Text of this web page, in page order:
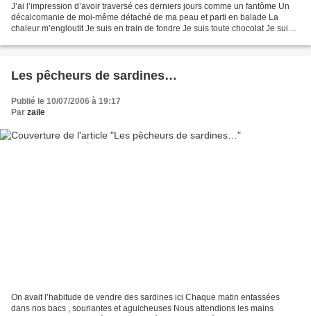
J’ai l’impression d’avoir traversé ces derniers jours comme un fantôme Un
décalcomanie de moi-même détaché de ma peau et parti en balade La
chaleur m’engloutit Je suis en train de fondre Je suis toute chocolat Je suis
Les pêcheurs de sardines…
Publié le 10/07/2006 à 19:17
Par zaile
On avait l’habitude de vendre des sardines ici Chaque matin entassées
dans nos bacs , souriantes et aguicheuses Nous attendions les mains